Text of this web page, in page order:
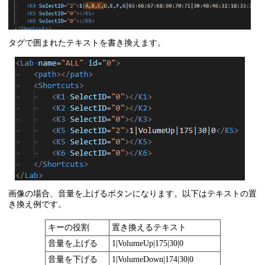
タグで囲まれたテキストを書き換えます。
画像の場合、音量を上げるボタンになります。以下はテキストの置
き換え例です。
キーの役割
置き換えるテキスト
音量を上げる
1|VolumeUp|175|30|0
音量を下げる
1|VolumeDown|174|30|0